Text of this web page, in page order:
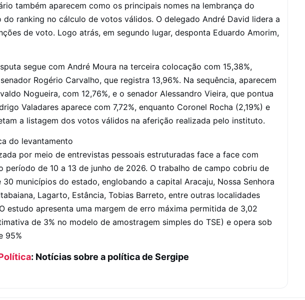
também aparecem como os principais nomes na lembrança do
ranking no cálculo de votos válidos. O delegado André David lidera a
de voto. Logo atrás, em segundo lugar, desponta Eduardo Amorim,
segue com André Moura na terceira colocação com 15,38%,
Rogério Carvalho, que registra 13,96%. Na sequência, aparecem
Nogueira, com 12,76%, e o senador Alessandro Vieira, que pontua
Valadares aparece com 7,72%, enquanto Coronel Rocha (2,19%) e
a listagem dos votos válidos na aferição realizada pelo instituto.
do levantamento
por meio de entrevistas pessoais estruturadas face a face com
período de 10 a 13 de junho de 2026. O trabalho de campo cobriu de
municípios do estado, englobando a capital Aracaju, Nossa Senhora
Lagarto, Estância, Tobias Barreto, entre outras localidades
estudo apresenta uma margem de erro máxima permitida de 3,02
de 3% no modelo de amostragem simples do TSE) e opera sob
95%
: Notícias sobre a política de Sergipe